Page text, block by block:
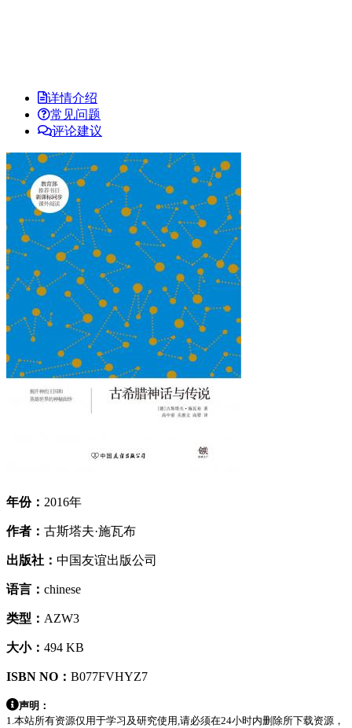
详情介绍
常见问题
评论建议
年份： 2016年
作者： 古斯塔夫·施瓦布
出版社： 中国友谊出版公司
语言： chinese
类型： AZW3
大小： 494 KB
ISBN NO： B077FVHYZ7
声明：
1.本站所有资源仅用于学习及研究使用,请必须在24小时内删除所下载资源，